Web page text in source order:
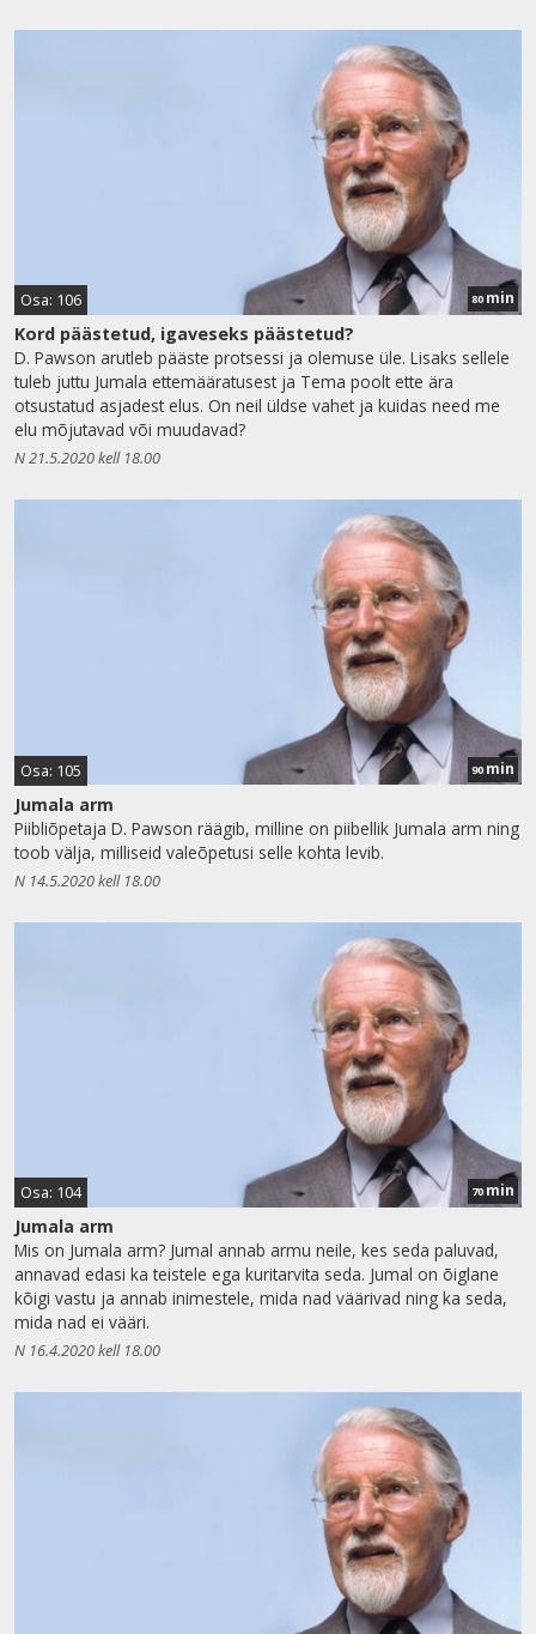
Osa: 106 80 min
Kord päästetud, igaveseks päästetud?
D. Pawson arutleb pääste protsessi ja olemuse üle. Lisaks sellele
tuleb juttu Jumala ettemääratusest ja Tema poolt ette ära
otsustatud asjadest elus. On neil üldse vahet ja kuidas need me
elu mõjutavad või muudavad?
N 21.5.2020 kell 18.00
Osa: 105 90 min
Jumala arm
Piibliõpetaja D. Pawson räägib, milline on piibellik Jumala arm ning
toob välja, milliseid valeõpetusi selle kohta levib.
N 14.5.2020 kell 18.00
Osa: 104 70 min
Jumala arm
Mis on Jumala arm? Jumal annab armu neile, kes seda paluvad,
annavad edasi ka teistele ega kuritarvita seda. Jumal on õiglane
kõigi vastu ja annab inimestele, mida nad väärivad ning ka seda,
mida nad ei vääri.
N 16.4.2020 kell 18.00